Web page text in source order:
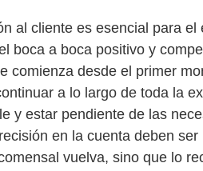
al cliente es esencial para el
boca a boca positivo y
comienza desde el primer
a lo largo de toda la
y estar pendiente de las
en la cuenta deben
vuelva, sino que lo